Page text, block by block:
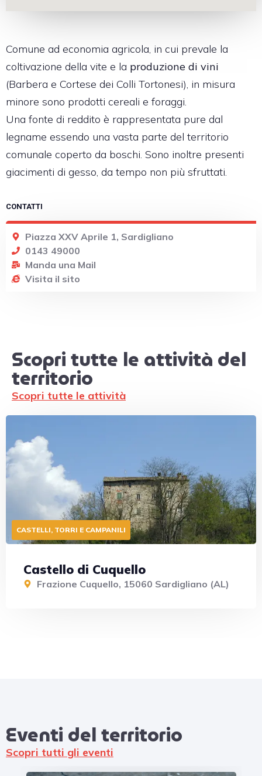
Comune ad economia agricola, in cui prevale la
coltivazione della vite e la produzione di vini
(Barbera e Cortese dei Colli Tortonesi), in misura
minore sono prodotti cereali e foraggi.
Una fonte di reddito è rappresentata pure dal
legname essendo una vasta parte del territorio
comunale coperto da boschi. Sono inoltre presenti
giacimenti di gesso, da tempo non più sfruttati.
CONTATTI
Piazza XXV Aprile 1, Sardigliano
0143 49000
Manda una Mail
Visita il sito
Scopri tutte le attività del
territorio
Scopri tutte le attività
CASTELLI, TORRI E CAMPANILI
Castello di Cuquello
Frazione Cuquello, 15060 Sardigliano (AL)
Eventi del territorio​
Scopri tutti gli eventi